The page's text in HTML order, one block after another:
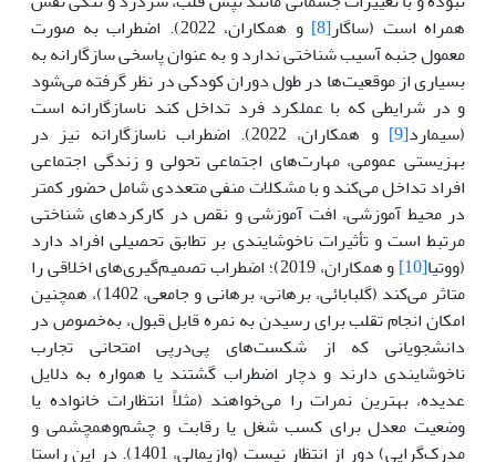
همراه است (ساگار[8]
و همکاران، 2022). اضطراب به صورت
معمول جنبه آسیب شناختی ندارد و به عنوان پاسخی سازگارانه به
بسیاری از موقعیت‌ها در طول دوران کودکی در نظر گرفته می‌شود
و در شرایطی که با عملکرد فرد تداخل کند ناسازگارانه است
(سیمارد[9]
و همکاران، 2022). اضطراب ناسازگارانه نیز در
بهزیستی عمومی، مهارت‌های اجتماعی تحولی و زندگی اجتماعی
افراد تداخل می‌کند و با مشکلات منفی متعددی شامل حضور کمتر
در محیط آموزشی، افت آموزشی و نقص در کارکردهای شناختی
مرتبط است و تأثیرات ناخوشایندی بر تطابق تحصیلی افراد دارد
(ووتیا[10]
و همکاران، 2019)؛ اضطراب تصمیم‌گیری‌های اخلاقی را
متاثر می‌کند (گلبابائی، برهانی، برهانی و جامعی، 1402)، همچنین
امکان انجام تقلب برای رسیدن به نمره قابل قبول، به‌خصوص در
دانشجویانی که از شکست‌های پی‌درپی امتحانی تجارب
ناخوشایندی دارند و دچار اضطراب گشتند یا همواره به دلایل
عدیده، بهترین نمرات را می‌خواهند (مثلاً انتظارات خانواده یا
وضعیت معدل برای کسب شغل یا رقابت و چشم‌وهمچشمی و
مدرک‌گرایی) دور از انتظار نیست (وازیمالی، 1401). در این راستا